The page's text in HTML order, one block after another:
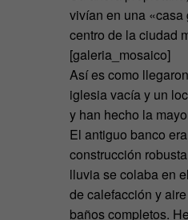
vivían en una «casa
centro de la ciudad
[galeria_mosaico]
Así es como
iglesia vacía y un
y han hecho la
El antiguo banco
construcción
lluvia se colaba en
de calefacción y
baños completos.